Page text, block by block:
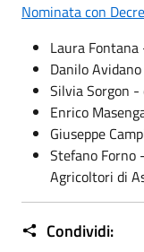
Nominata con
Laura Fontana
Danilo
Silvia Sorgon
Enrico
Giuseppe
Stefano Forno
Agricoltori di
Condividi: